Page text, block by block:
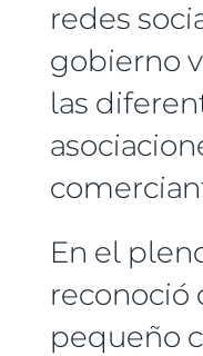
redes
gobierno
las
En el
reconoció
pequeño